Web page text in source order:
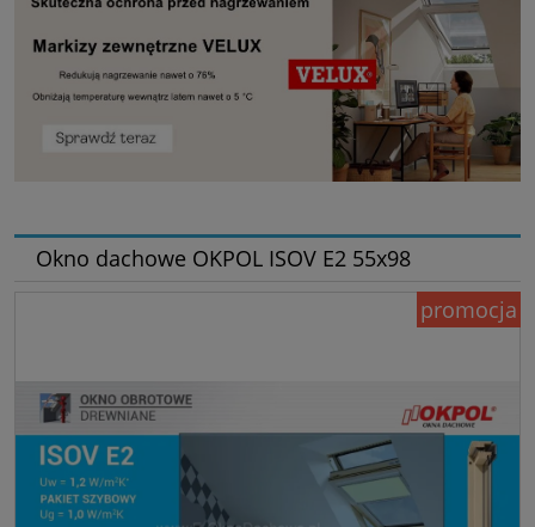
Okno dachowe OKPOL ISOV E2 55x98
promocja